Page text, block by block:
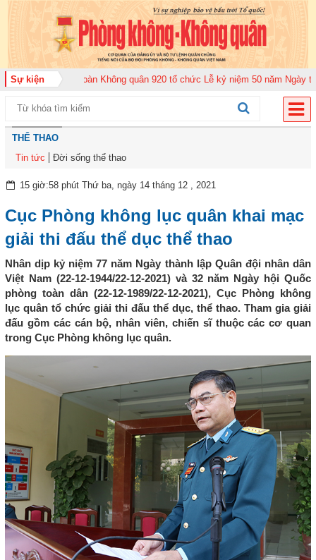
Sự kiệnTrung đoàn Không quân 920 tổ chức Lễ kỷ niệm 50 năm Ngày truyền
THỂ THAO
Tin tức
Đời sống thể thao
15 giờ:58 phút Thứ ba, ngày 14 tháng 12 , 2021
Cục Phòng không lục quân khai mạc
giải thi đấu thể dục thể thao
Nhân dịp kỷ niệm 77 năm Ngày thành lập Quân đội nhân dân
Việt Nam (22-12-1944/22-12-2021) và 32 năm Ngày hội Quốc
phòng toàn dân (22-12-1989/22-12-2021), Cục Phòng không
lục quân tổ chức giải thi đấu thể dục, thể thao. Tham gia giải
đấu gồm các cán bộ, nhân viên, chiến sĩ thuộc các cơ quan
trong Cục Phòng không lục quân.